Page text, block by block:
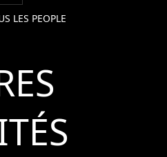
LES PEOPLE